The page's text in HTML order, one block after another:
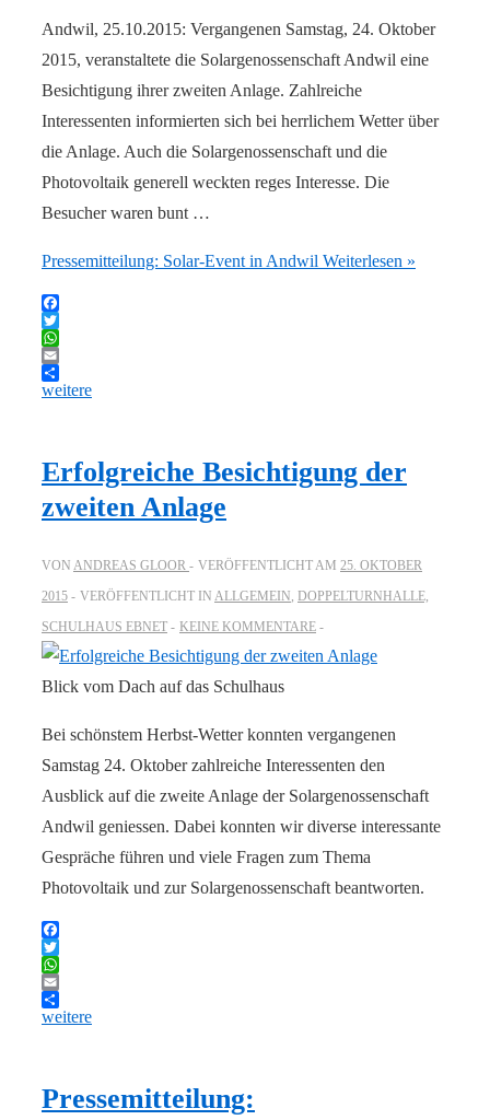
Andwil, 25.10.2015: Vergangenen Samstag, 24. Oktober
2015, veranstaltete die Solargenossenschaft Andwil eine
Besichtigung ihrer zweiten Anlage. Zahlreiche
Interessenten informierten sich bei herrlichem Wetter über
die Anlage. Auch die Solargenossenschaft und die
Photovoltaik generell weckten reges Interesse. Die
Besucher waren bunt …
Pressemitteilung: Solar-Event in Andwil Weiterlesen »
Facebook
Twitter
WhatsApp
Email
weitere
Erfolgreiche Besichtigung der
zweiten Anlage
VON ANDREAS GLOOR VERÖFFENTLICHT AM 25. OKTOBER
2015
VERÖFFENTLICHT IN ALLGEMEIN DOPPELTURNHALLE,
SCHULHAUS EBNET
KEINE KOMMENTARE
Blick vom Dach auf das Schulhaus
Bei schönstem Herbst-Wetter konnten vergangenen
Samstag 24. Oktober zahlreiche Interessenten den
Ausblick auf die zweite Anlage der Solargenossenschaft
Andwil geniessen. Dabei konnten wir diverse interessante
Gespräche führen und viele Fragen zum Thema
Photovoltaik und zur Solargenossenschaft beantworten.
Facebook
Twitter
WhatsApp
Email
weitere
Pressemitteilung: